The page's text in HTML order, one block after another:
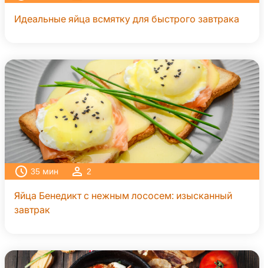
Идеальные яйца всмятку для быстрого завтрака
35 мин 2
Яйца Бенедикт с нежным лососем: изысканный
завтрак